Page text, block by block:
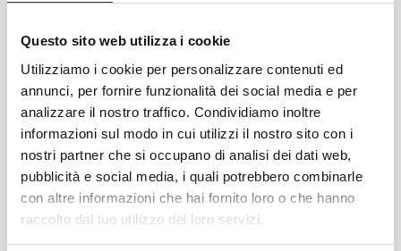
Questo sito web utilizza i cookie
Utilizziamo i cookie per personalizzare contenuti ed
annunci, per fornire funzionalità dei social media e per
analizzare il nostro traffico. Condividiamo inoltre
informazioni sul modo in cui utilizzi il nostro sito con i
nostri partner che si occupano di analisi dei dati web,
pubblicità e social media, i quali potrebbero combinarle
con altre informazioni che hai fornito loro o che hanno
raccolto dal tuo utilizzo dei loro servizi.
pedagogiche
.Riconosciuto dal MIUR
aggiuntivinelle valutazioni dei titoli di accesso ai
concorsi e alle graduatorie, sia per il personale
docente che ATA (punteggioGPS +1 punto).
Inoltre, permette di presentarsi ai colloqui con un
curriculum efficace equalifiche adeguate ;
proporsi in ambito lavorativo con
competenze
certificatee acquisire un titolo spendibile